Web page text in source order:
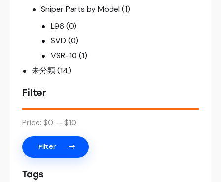
Sniper Parts by Model (1)
L96 (0)
SVD (0)
VSR-10 (1)
未分類(14)
Filter
Filter
Price: $0 — $10
Tags